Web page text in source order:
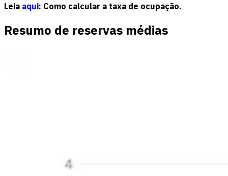
Leia aqui: Como calcular a taxa de ocupação.
Resumo de reservas médias